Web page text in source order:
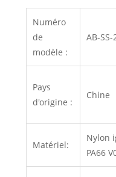
Numéro
de
modèle :
AB-SS-
Pays
d'origine :
Chine
Matériel:
Nylon
PA66